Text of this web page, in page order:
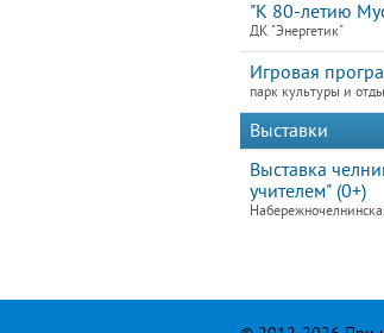
"К 80-летию
ДК "Энергетик"
Игровая
парк культуры и
Выставки
Выставка
учителем" (0+)